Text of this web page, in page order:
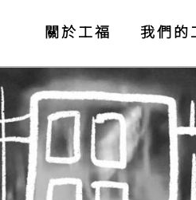
關於工福 我們的